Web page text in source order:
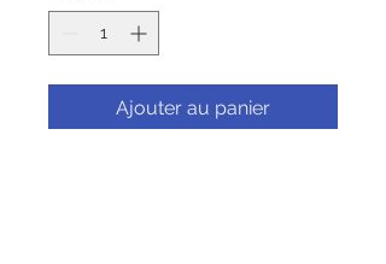
Ajouter au panier